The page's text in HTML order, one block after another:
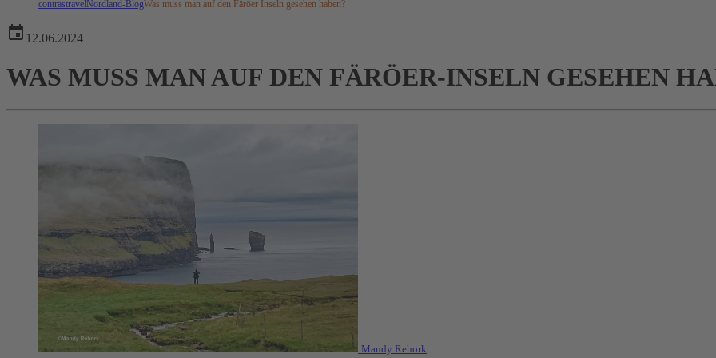
contrastravelNordland-BlogWas muss man auf den Färöer Inseln gesehen haben?
12.06.2024
WAS MUSS MAN AUF DEN FÄRÖER-INSELN GESEHEN
Mandy Rehork